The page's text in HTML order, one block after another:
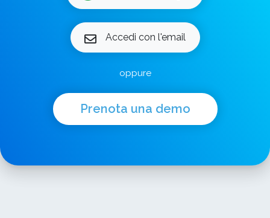
Accedi con l'email
oppure
Prenota una demo